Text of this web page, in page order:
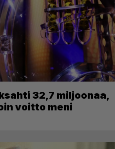
32,7 miljoonaa,
voitto meni